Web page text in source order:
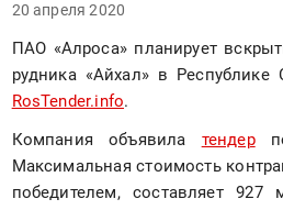
20 апреля 2020
ПАО «Алроса» планирует
RosTender.info.
Компания объявила тендер по
Максимальная стоимость
победителем, составляет